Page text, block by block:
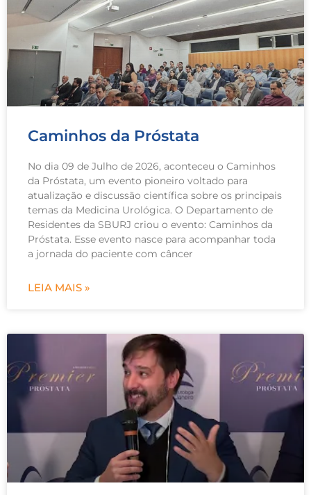
Caminhos da Próstata
No dia 09 de Julho de 2026, aconteceu o Caminhos
da Próstata, um evento pioneiro voltado para
atualização e discussão científica sobre os principais
temas da Medicina Urológica. O Departamento de
Residentes da SBURJ criou o evento: Caminhos da
Próstata. Esse evento nasce para acompanhar toda
a jornada do paciente com câncer
LEIA MAIS »